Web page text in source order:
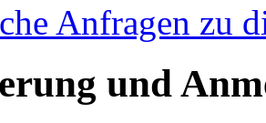
Anfragen zu
und